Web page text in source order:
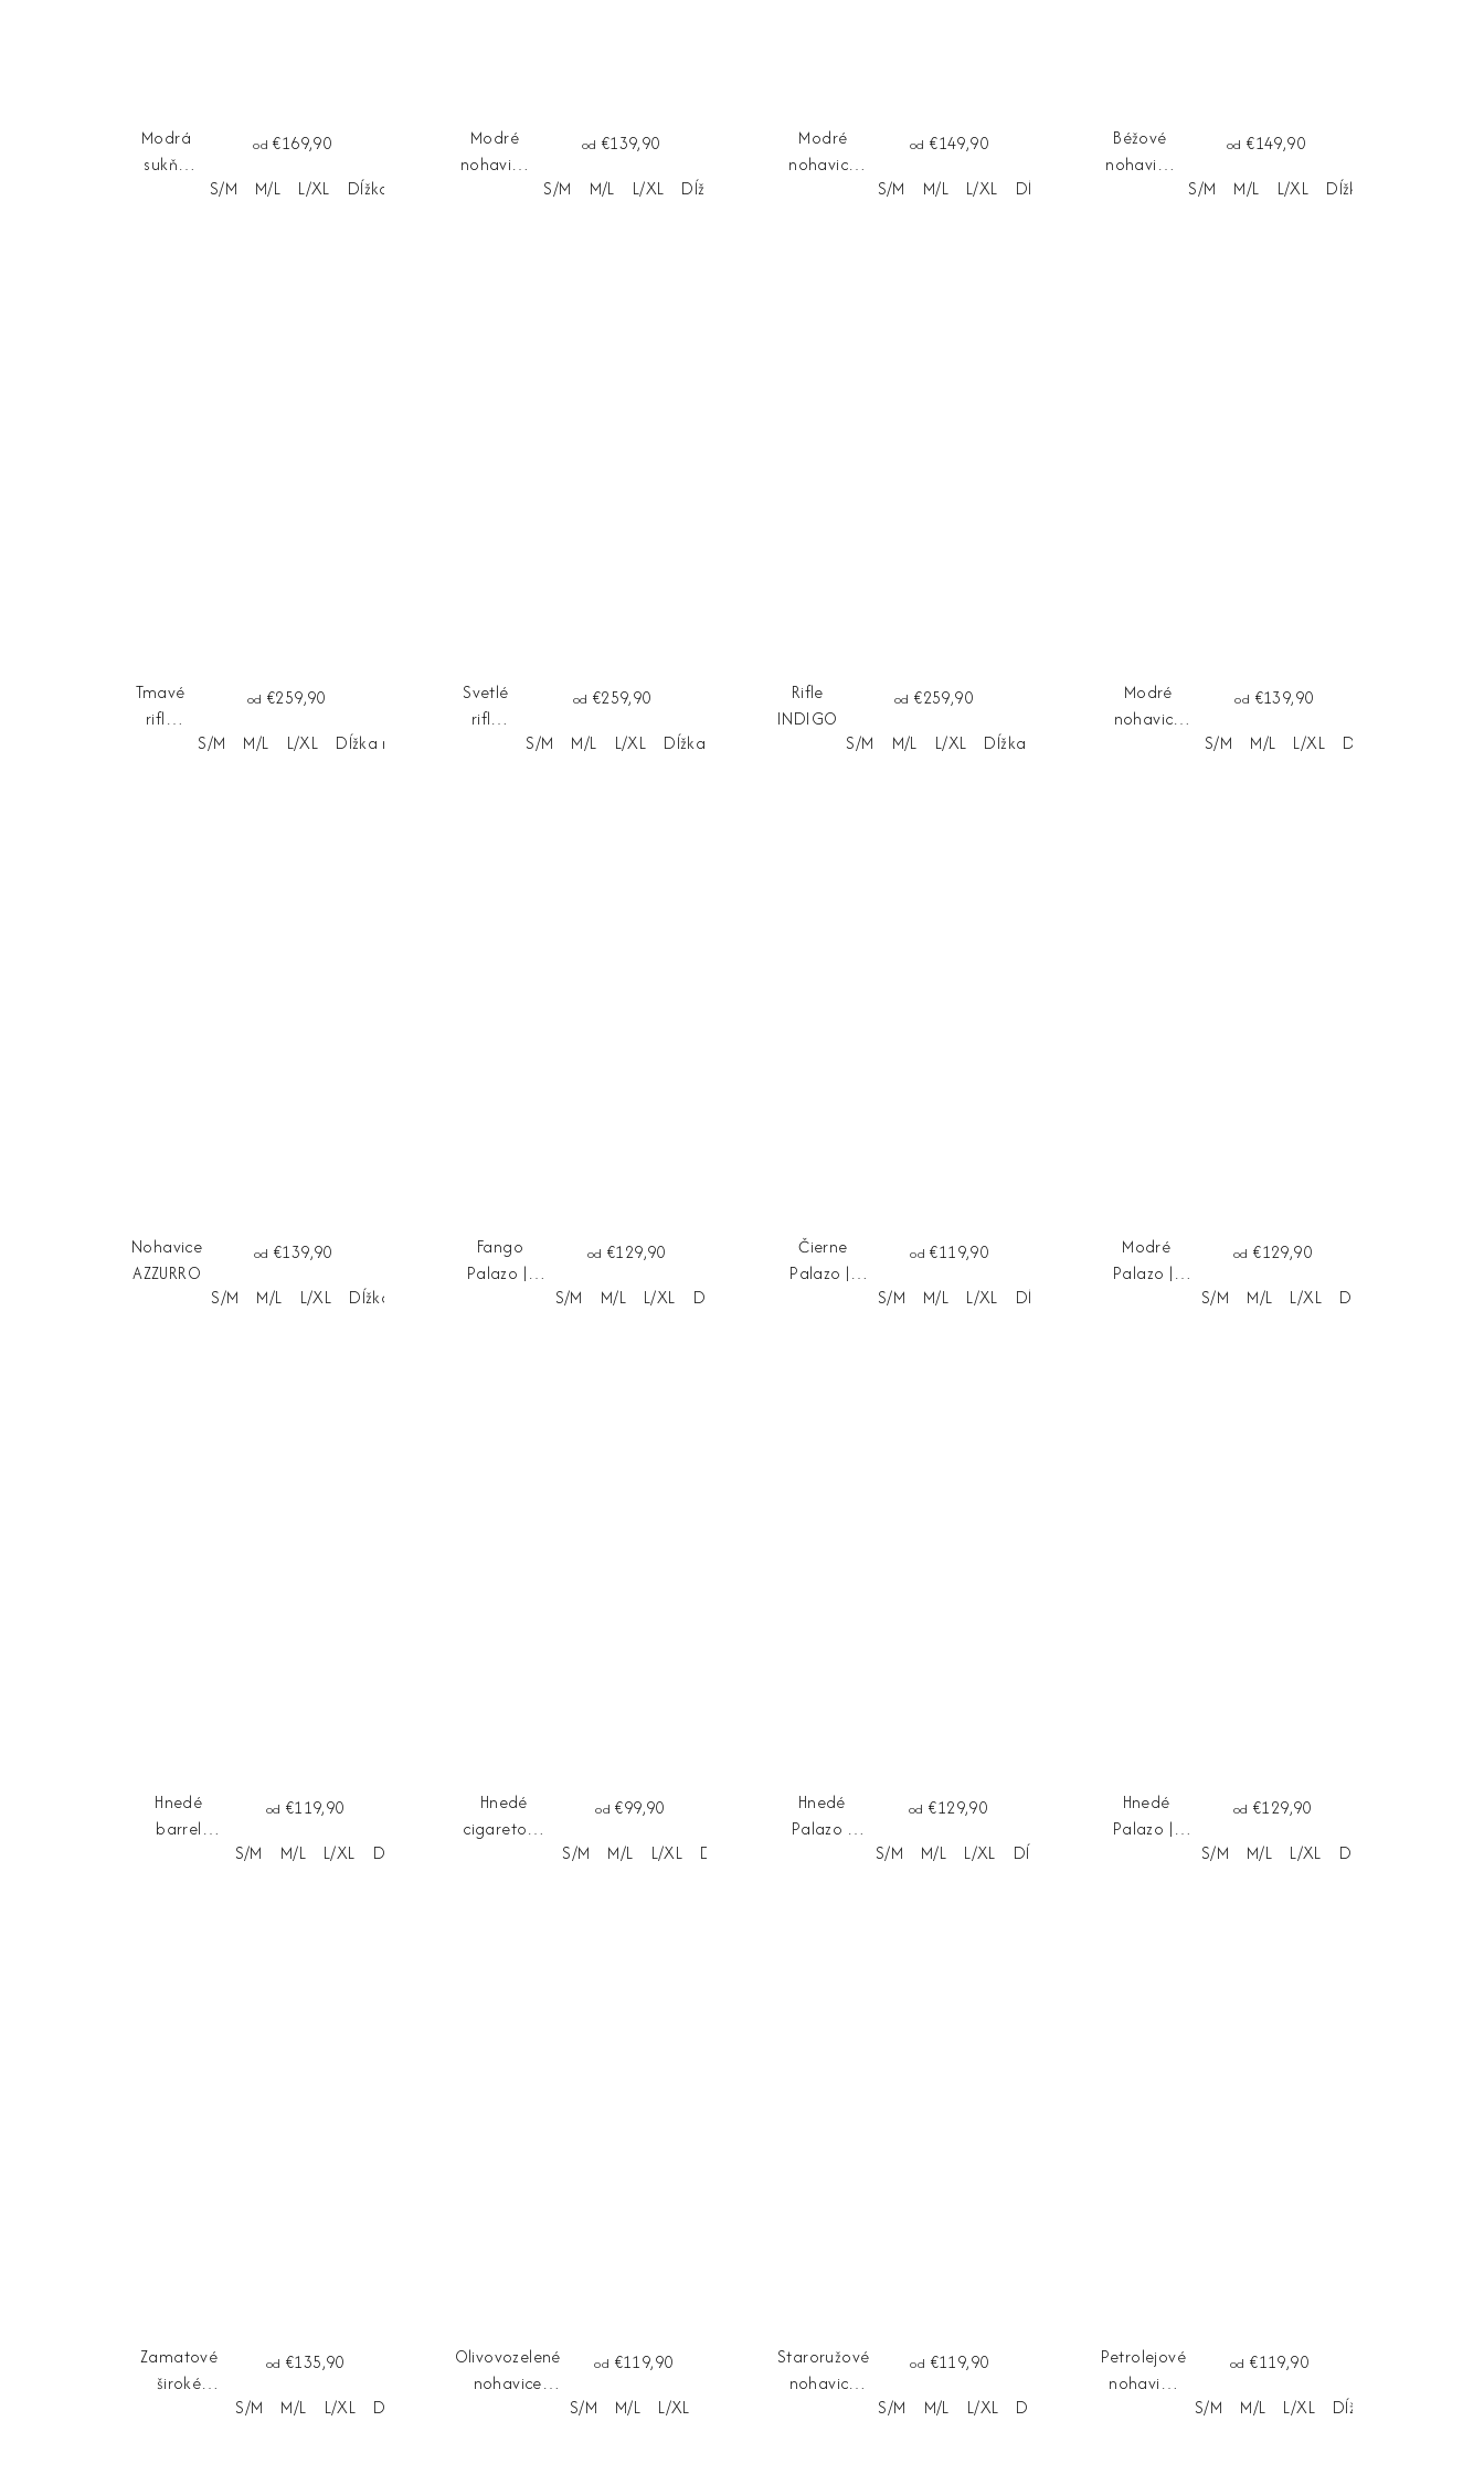
Modrá
sukňa
od €169,90
S/M
M/L L/XL Dĺžka na mieru
Modré
nohavice
od €139,90
S/M
M/L L/XL Dĺžka na mieru
Modré
nohavice
od €149,90
S/M
M/L L/XL Dĺžka na mieru
Béžové
nohavice
od €149,90
S/M
M/L L/XL Dĺžka na mieru
Tmavé
rifle
od €259,90
S/M
M/L L/XL Dĺžka na mieru
Svetlé
rifle
od €259,90
S/M
M/L L/XL Dĺžka na mieru
Rifle
INDIGO
od €259,90
S/M
M/L L/XL Dĺžka na mieru
Modré
nohavice
od €139,90
S/M
M/L L/XL Dĺžka na mieru
Nohavice
AZZURRO
od €139,90
S/M
M/L L/XL Dĺžka na mieru
Fango
Palazo ||
od €129,90
S/M
M/L L/XL Dĺžka na mieru
Čierne
Palazo ||
od €119,90
S/M
M/L L/XL Dĺžka na mieru
Modré
Palazo ||
od €129,90
S/M
M/L L/XL Dĺžka na mieru
Hnedé
barrel
od €119,90
S/M
M/L L/XL Dĺžka na mieru
Hnedé
cigaretové
od €99,90
S/M
M/L L/XL Dĺžka na mieru
Hnedé
Palazo |
od €129,90
S/M
M/L L/XL Dĺžka na mieru
Hnedé
Palazo ||
od €129,90
S/M
M/L L/XL Dĺžka na mieru
Zamatové
široké
od €135,90
S/M
M/L L/XL Dĺžka na mieru
Olivovozelené
nohavice
od €119,90
S/M
M/L L/XL
Staroružové
nohavice
od €119,90
S/M
M/L L/XL Dĺžka na mieru
Petrolejové
nohavice
od €119,90
S/M
M/L L/XL Dĺžka na mieru